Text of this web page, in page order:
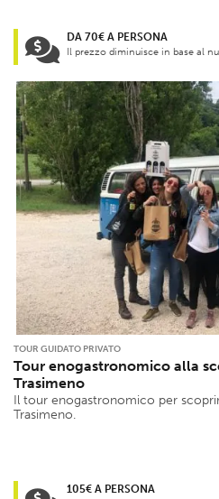
DA 70€ A PERSONA
Il prezzo diminuisce in base al
TOUR GUIDATO PRIVATO
Tour enogastronomico alla
Trasimeno
Il tour enogastronomico per
Trasimeno.
105€ A PERSONA